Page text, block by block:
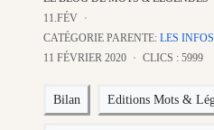
11.FÉV
CATÉGORIE PARENTE: LES
11 FÉVRIER 2020
CLICS : 5999
Bilan Editions Mots &